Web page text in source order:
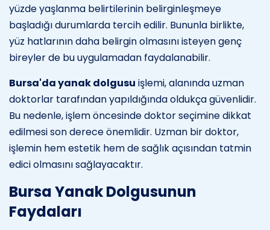
yüzde yaşlanma belirtilerinin belirginleşmeye
başladığı durumlarda tercih edilir. Bununla birlikte,
yüz hatlarının daha belirgin olmasını isteyen genç
bireyler de bu uygulamadan faydalanabilir.
Bursa'da yanak dolgusu işlemi, alanında uzman
doktorlar tarafından yapıldığında oldukça güvenlidir.
Bu nedenle, işlem öncesinde doktor seçimine dikkat
edilmesi son derece önemlidir. Uzman bir doktor,
işlemin hem estetik hem de sağlık açısından tatmin
edici olmasını sağlayacaktır.
Bursa Yanak Dolgusunun
Faydaları